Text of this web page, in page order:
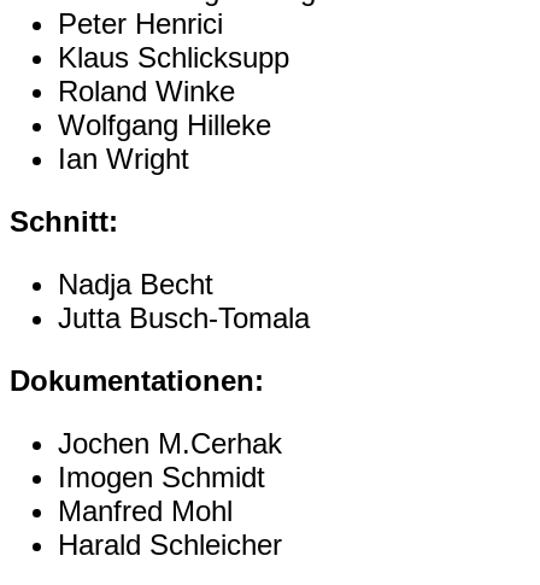
Peter Henrici
Klaus Schlicksupp
Roland Winke
Wolfgang Hilleke
Ian Wright
Schnitt:
Nadja Becht
Jutta Busch-Tomala
Dokumentationen:
Jochen M.Cerhak
Imogen Schmidt
Manfred Mohl
Harald Schleicher